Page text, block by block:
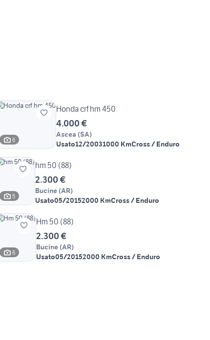
6
Honda crf hm 450
4.000 €
Ascea (SA)
Usato12/20031000 KmCross / Enduro
5
hm 50 (88)
2.300 €
Bucine (AR)
Usato05/20152000 KmCross / Enduro
6
Hm 50 (88)
2.300 €
Bucine (AR)
Usato05/20152000 KmCross / Enduro